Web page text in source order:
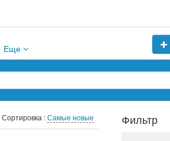
Еще
Сортировка :Самые новые Фильтр